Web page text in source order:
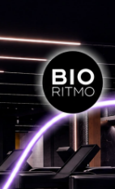
Quando a
matrícula
tendência
com